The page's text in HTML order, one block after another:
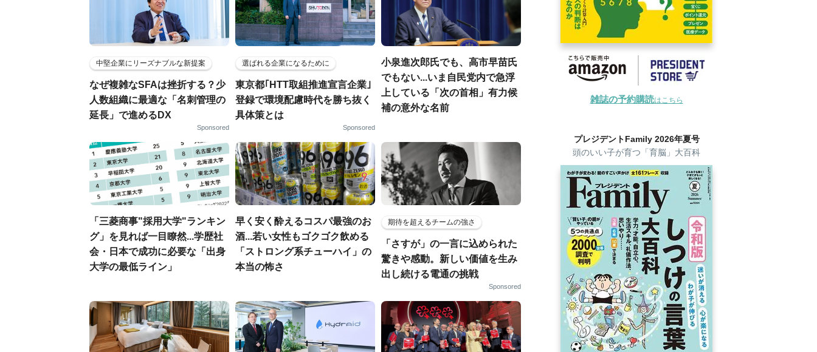
中堅企業にリーズナブルな新提案
なぜ複雑なSFAは挫折する？少
人数組織に最適な「名刺管理の
延長」で進めるDX
Sponsored
選ばれる企業になるために
東京都｢HTT取組推進宣言企業｣
登録で環境配慮時代を勝ち抜く
具体策とは
Sponsored
小泉進次郎氏でも、高市早苗氏
でもない...いま自民党内で急浮
上している「次の首相」有力候
補の意外な名前
「三菱商事"採用大学"ランキン
グ」を見れば一目瞭然...学歴社
会・日本で成功に必要な「出身
大学の最低ライン」
早く安く酔えるコスパ最強のお
酒...若い女性もゴクゴク飲める
「ストロング系チューハイ」の
本当の怖さ
期待を超えるチームの強さ
「さすが」の一言に込められた
驚きや感動。新しい価値を生み
出し続ける電通の挑戦
Sponsored
雑誌の予約購読はこちら
プレジデントFamily 2026年夏号
頭のいい子が育つ「育脳」大百科